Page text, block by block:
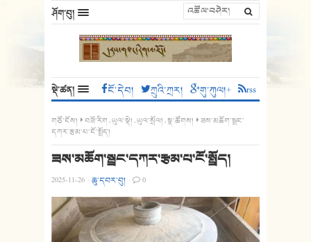
ཤོག་བུ།
སྡེ་ཚན། ངོ་དེབ། ཀྲུའི་ཀྲར། གུ་ཀུལ།+ rss
གཙོ་ངོས། བཟོ་རིག,ཡུལ་སྡེ།,ཡུལ་སྲོལ།,སྣ་ཚོགས།
ཟས་མཆོག་སྦྲང་
དཀར་རྩམ་པ་ངོ་སྤྲོད།
ཟས་མཆོག་སྦྲང་དཀར་རྩམ་པ་ངོ་སྤྲོད།
2025-11-26 ·ཆུ་དབར་བུ། · 0